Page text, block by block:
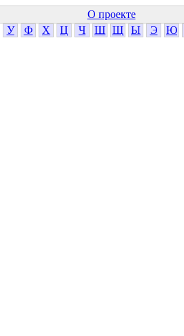
О проекте
У Ф Х Ц Ч Ш Щ Ы Э Ю